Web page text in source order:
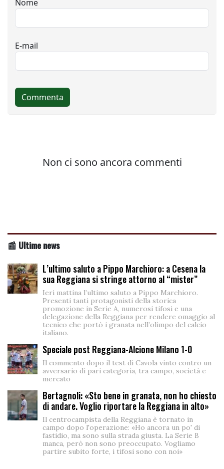
📰 Ultime news
L’ultimo saluto a Pippo Marchioro: a Cesena la
sua Reggiana si stringe attorno al “mister”
Ieri mattina l’ultimo saluto a Pippo Marchioro.
Presenti tanti protagonisti della storica
promozione in Serie A, numerosi tifosi e una
delegazione della Reggiana per rendere omaggio al
tecnico che portò i granata nell’olimpo del calcio
italiano.
Speciale post Reggiana-Alcione Milano 1-0
Il commento dopo il test di Cavola vinto contro un
avversario di pari categoria, tra campo, società e
mercato
Bertagnoli: «Sto bene in granata, non ho chiesto
di andare. Voglio riportare la Reggiana in alto»
Il centrocampista della Reggiana è tornato in
campo dopo l'operazione: «Ho ancora un po' di
fastidio, ma sono sulla strada giusta. La Serie B
manca, però non sono preoccupato. Vogliamo
partire subito forte, i tifosi sono con noi»